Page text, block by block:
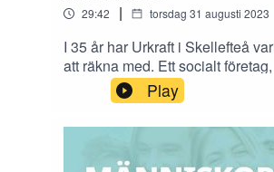
29:42 | torsdag 31 augusti 2023
I 35 år har Urkraft i Skellefteå
att räkna med. Ett socialt
anställda, som hittat en affär i det
entreprenörskapet. Och det är att
tillsammans, på lika villkor, som
dagens gäst, Therese Lundgren
Programledare: Elin Leyonberg
Play